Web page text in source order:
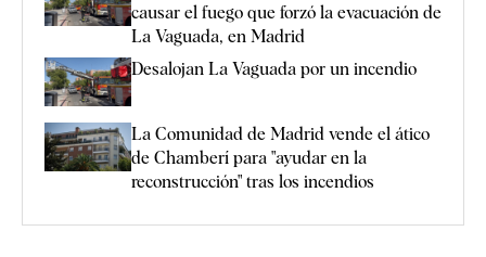
causar el fuego que forzó la evacuación de
La Vaguada, en Madrid
Desalojan La Vaguada por un incendio
La Comunidad de Madrid vende el ático
de Chamberí para "ayudar en la
reconstrucción" tras los incendios